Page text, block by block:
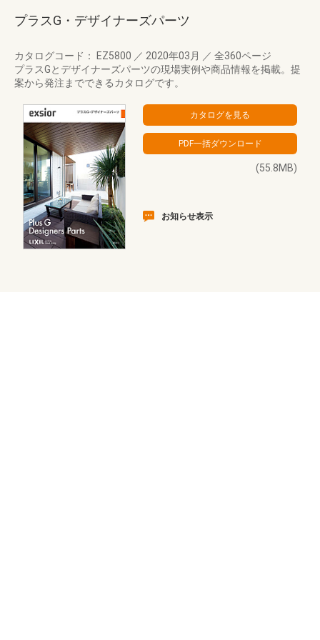
プラスG・デザイナーズパーツ
カタログコード： EZ5800 ／ 2020年03月 ／ 全360ページ
プラスGとデザイナーズパーツの現場実例や商品情報を掲載。提
案から発注までできるカタログです。
(55.8MB)
お知らせ表示